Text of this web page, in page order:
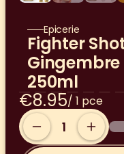
Epicerie
Fighter
Gingembre
250ml
€8.95/ 1 pce